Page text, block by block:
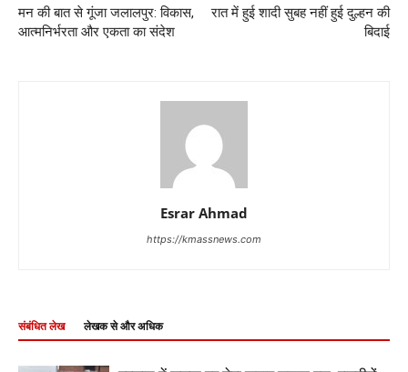
मन की बात से गूंजा जलालपुर: विकास,
आत्मनिर्भरता और एकता का संदेश
रात में हुई शादी सुबह नहीं हुई दुल्हन की
बिदाई
Esrar Ahmad
https://kmassnews.com
संबंधित लेख लेखक से और अधिक